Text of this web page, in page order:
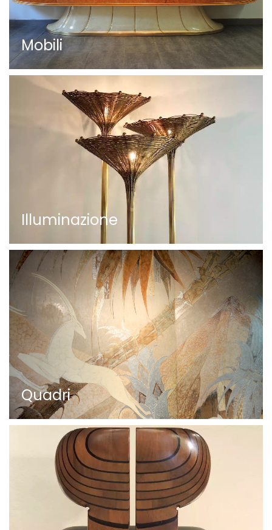
Mobili
Illuminazione
Quadri